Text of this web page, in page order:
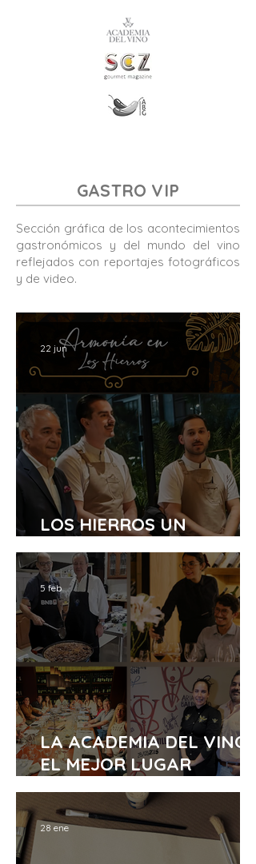
GASTRO VIP
Sección gráfica de los acontecimientos
gastronómicos y del mundo del vino
reflejados con reportajes fotográficos
y de video.
LOS HIERROS UN
EJEMPLO A SEGUIR
22 jun
LA ACADEMIA DEL VINO,
EL MEJOR LUGAR
GOURMET DE SANTA
CRUZ
5 feb
28 ene